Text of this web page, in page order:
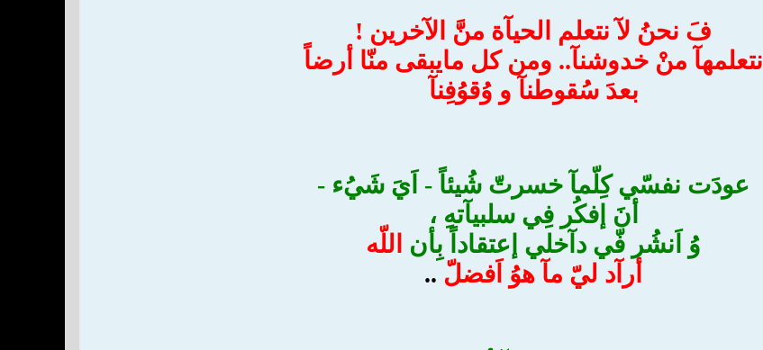
فَ نحنُ لآ نتعلم الحيآة منَّ الآخرين !
نتعلمهآ منْ خدوشنآ.. ومن كل مايبقى منّا أرضاً
بعدَ سُقوطنآ و وُقوُفِنآ
عودَت نفسّي كِلّمآ خسرتّ شُيئاً - اَيَ شَيُء -
أنَ إفكُر فِي سلبيآتهِ ،
وُ اَنشُر فّي دآخلي إعتقاداً بِأن اللّه
أرآد ليّ مآ هوُ اَفضلّ ..